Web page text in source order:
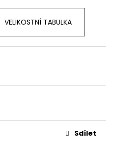
VELIKOSTNÍ TABULKA
Sdílet